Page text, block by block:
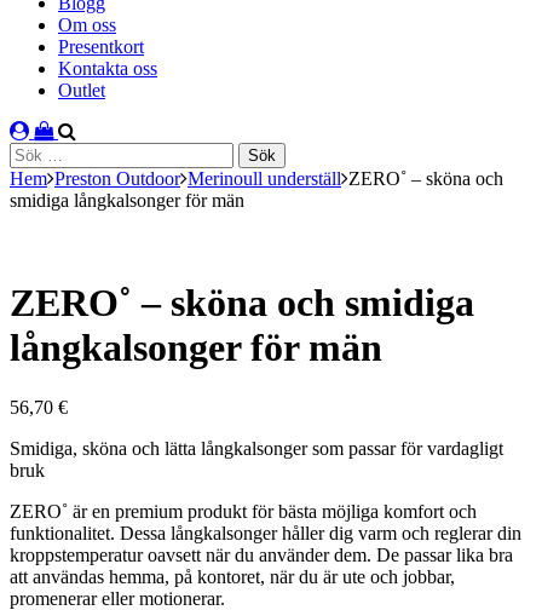
Om oss
Presentkort
Kontakta oss
Outlet
Sök
efter:
Hem Preston Outdoor Merinoull underställ ZERO˚ – sköna och
smidiga långkalsonger för män
ZERO˚ – sköna och smidiga
långkalsonger för män
56,70 €
Smidiga, sköna och lätta långkalsonger som passar för vardagligt
bruk
ZERO˚ är en premium produkt för bästa möjliga komfort och
funktionalitet. Dessa långkalsonger håller dig varm och reglerar din
kroppstemperatur oavsett när du använder dem. De passar lika bra
att användas hemma, på kontoret, när du är ute och jobbar,
promenerar eller motionerar.